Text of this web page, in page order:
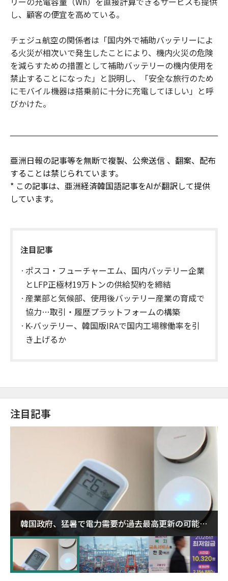
し、顧客の便宜を高めている。
チェジュ航空の関係者は「国内外で補助バッテリーによ
る火災が相次いで発生したことにより、機内火災の危険
を減らすための措置として補助バッテリーの機内使用を
禁止することになった」と説明し、「安全な旅行のため
にモバイル機器は搭乗前に十分に充電してほしい」と呼
びかけた。
亜洲日報の記事等を無断で複製、公衆送信 、翻案、配布
することは禁じられています。
* この記事は、亜洲経済韓国語記事をAIが翻訳して提供
しています。
注目記事
ポスコ・フューチャーエム、国内バッテリー企業
とLFP正極材19万トンの供給契約を締結
産業部と気候部、使用後バッテリー産業の育成で
協力…取引・履歴プラットフォームの構築
K-バッテリー、韓国版IRAで国内工場稼働率を引
き上げるか
注目記事
韓国政府、猛暑で電力需要が過去最高更新の可能性
に需給対応体制を点検